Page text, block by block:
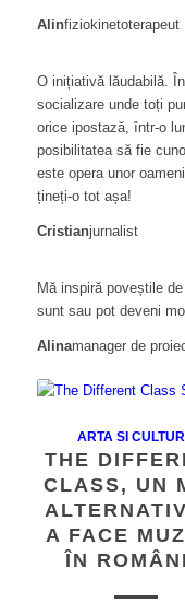
Alinfiziokinetoterapeut
O inițiativă lăudabilă.
socializare unde toți
orice ipostază, într-o
posibilitatea să fie
este opera unor
țineți-o tot așa!
Cristianjurnalist
Mă inspiră poveștile
sunt sau pot deveni
Alinamanager de
ARTA SI
THE
CLASS, UN
A FACE
ÎN